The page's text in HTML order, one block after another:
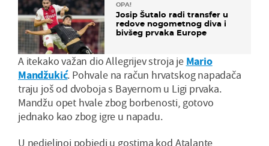
OPA!
Josip Šutalo radi transfer u
redove nogometnog diva i
bivšeg prvaka Europe
A itekako važan dio Allegrijev stroja je Mario
Mandžukić. Pohvale na račun hrvatskog napadača
traju još od dvoboja s Bayernom u Ligi prvaka.
Mandžu opet hvale zbog borbenosti, gotovo
jednako kao zbog igre u napadu.
U nedjeljnoj pobjedi u gostima kod Atalante